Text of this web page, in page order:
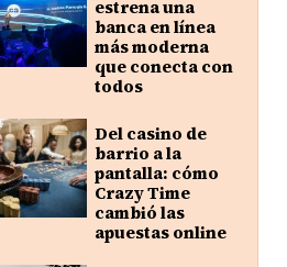
estrena una
banca en línea
más moderna
que conecta con
todos
Del casino de
barrio a la
pantalla: cómo
Crazy Time
cambió las
apuestas online